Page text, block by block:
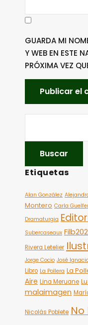
GUARDA MI
Y WEB EN ESTE
PRÓXIMA VEZ
Etiquetas
Alan González
Montero Carla
Dramaturgia
Subercaseaux
Rivera Letelier
Jorge Cocio José
Libro La Pollera La
Aire Lina Meruane
malaimagen
Nicolás Poblete No